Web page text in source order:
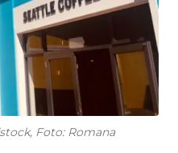
Foto: Romana